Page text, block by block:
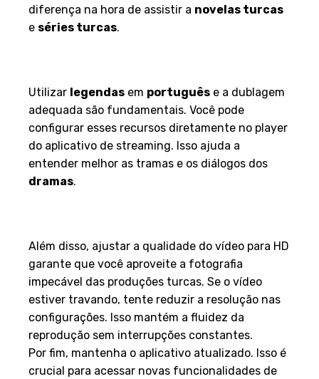
diferença na hora de assistir a novelas turcas
e séries turcas.
Utilizar legendas em português e a dublagem
adequada são fundamentais. Você pode
configurar esses recursos diretamente no player
do aplicativo de streaming. Isso ajuda a
entender melhor as tramas e os diálogos dos
dramas.
Além disso, ajustar a qualidade do vídeo para HD
garante que você aproveite a fotografia
impecável das produções turcas. Se o vídeo
estiver travando, tente reduzir a resolução nas
configurações. Isso mantém a fluidez da
reprodução sem interrupções constantes.
Por fim, mantenha o aplicativo atualizado. Isso é
crucial para acessar novas funcionalidades de